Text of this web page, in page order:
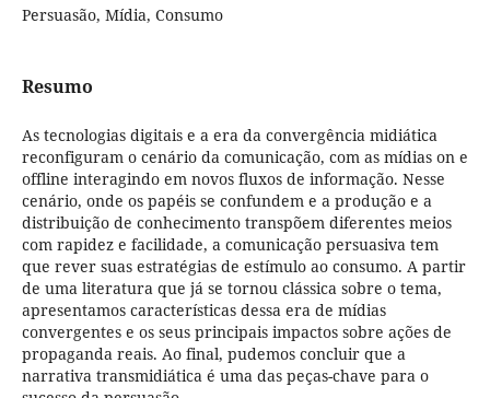
Persuasão, Mídia, Consumo
Resumo
As tecnologias digitais e a era da convergência midiática
reconfiguram o cenário da comunicação, com as mídias on e
offline interagindo em novos fluxos de informação. Nesse
cenário, onde os papéis se confundem e a produção e a
distribuição de conhecimento transpõem diferentes meios
com rapidez e facilidade, a comunicação persuasiva tem
que rever suas estratégias de estímulo ao consumo. A partir
de uma literatura que já se tornou clássica sobre o tema,
apresentamos características dessa era de mídias
convergentes e os seus principais impactos sobre ações de
propaganda reais. Ao final, pudemos concluir que a
narrativa transmidiática é uma das peças-chave para o